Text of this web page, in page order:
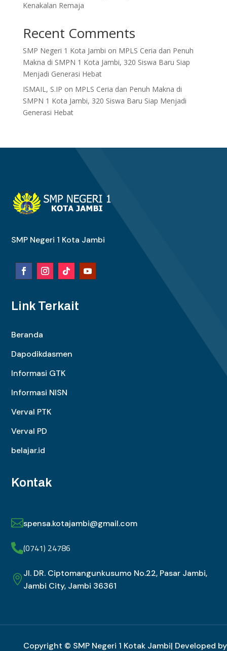
Kenakalan Remaja
Recent Comments
SMP Negeri 1 Kota Jambi on MPLS Ceria dan Penuh
Makna di SMPN 1 Kota Jambi, 320 Siswa Baru Siap
Menjadi Generasi Hebat
ISMAIL, S.IP on MPLS Ceria dan Penuh Makna di
SMPN 1 Kota Jambi, 320 Siswa Baru Siap Menjadi
Generasi Hebat
SMP Negeri 1 Kota Jambi
Link Terkait
Beranda
Dapodikdasmen
Informasi GTK
Informasi NISN
Verval PTK
Verval PD
belajar.id
Kontak
spensa.kotajambi@gmail.com
(0741) 24786
Jl. DR. Ciptomangunkusumo No.22, Pasar Jambi,
Jambi City, Jambi 36361
Copyright © SMP Negeri 1 Kotak Jambi| Developed by